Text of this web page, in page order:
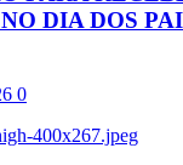
DIA DOS
0